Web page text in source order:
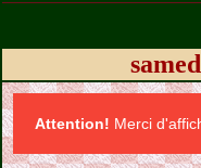
Attention! Merci